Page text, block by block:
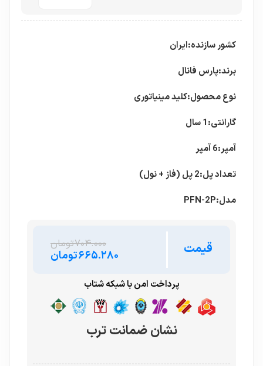
کشور سازنده:ایران
برند:پارس فانال
نوع محصول:کلید مینیاتوری
گارانتی:1 سال
آمپر:6 آمپر
تعداد پل:2 پل (فاز + نول)
مدل:PFN-2P
قیمت ۷۰۴.۰۰۰تومان
۶۶۵.۲۸۰تومان
پرداخت امن با شبکه شتاب
نشان ضمانت ترب